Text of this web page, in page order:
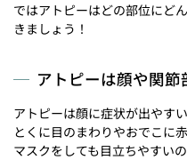
ではアトピーはどの部位にど
きましょう！
アトピーは顔や関
アトピーは顔に症状が出やすい
とくに目のまわりやおでこに
マスクをしても目立ちやすいの